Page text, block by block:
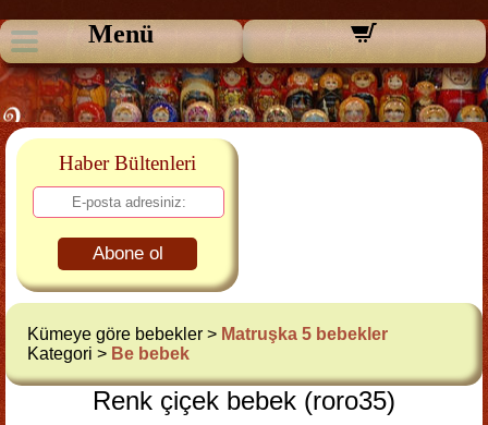
Menü
Haber Bültenleri
Abone ol
Kümeye göre bebekler > Matruşka 5 bebekler
Kategori > Be bebek
Renk çiçek bebek (roro35)